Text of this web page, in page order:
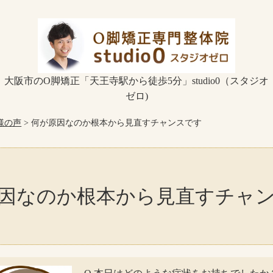
大阪市のO脚矯正「天王寺駅から徒歩5分」studio0（スタジオ
ゼロ)
の声 > 何が原因なのか根本から見直すチャンスです
なのか根本から見直すチャ